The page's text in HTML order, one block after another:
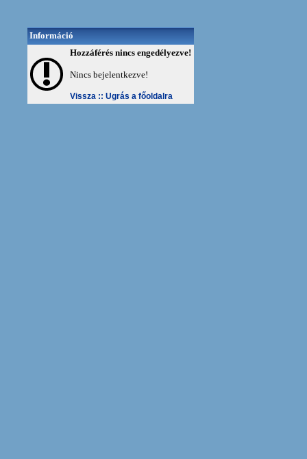
Információ
Hozzáférés nincs engedélyezve!
Nincs bejelentkezve!
Vissza :: Ugrás a főoldalra